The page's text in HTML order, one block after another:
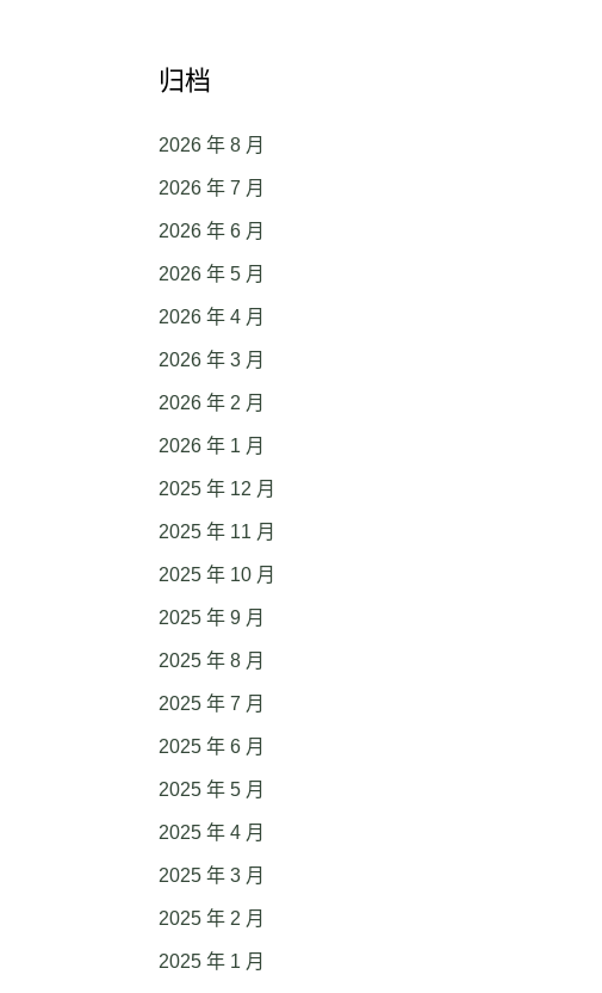
归档
2026 年 8 月
2026 年 7 月
2026 年 6 月
2026 年 5 月
2026 年 4 月
2026 年 3 月
2026 年 2 月
2026 年 1 月
2025 年 12 月
2025 年 11 月
2025 年 10 月
2025 年 9 月
2025 年 8 月
2025 年 7 月
2025 年 6 月
2025 年 5 月
2025 年 4 月
2025 年 3 月
2025 年 2 月
2025 年 1 月